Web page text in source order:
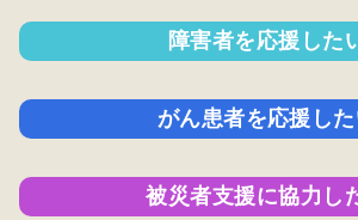
支援の内
支援の実
績
障害者を応援した
支援の内
支援の実
績
がん患者を応援し
支援の内
支援の実
績
被災者支援に協力し